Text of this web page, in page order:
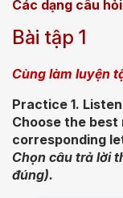
Các dạng câu
Bài tập 1
Cùng làm luyện
Practice 1.
Choose the
corresponding
Chọn câu trả lời
đúng).